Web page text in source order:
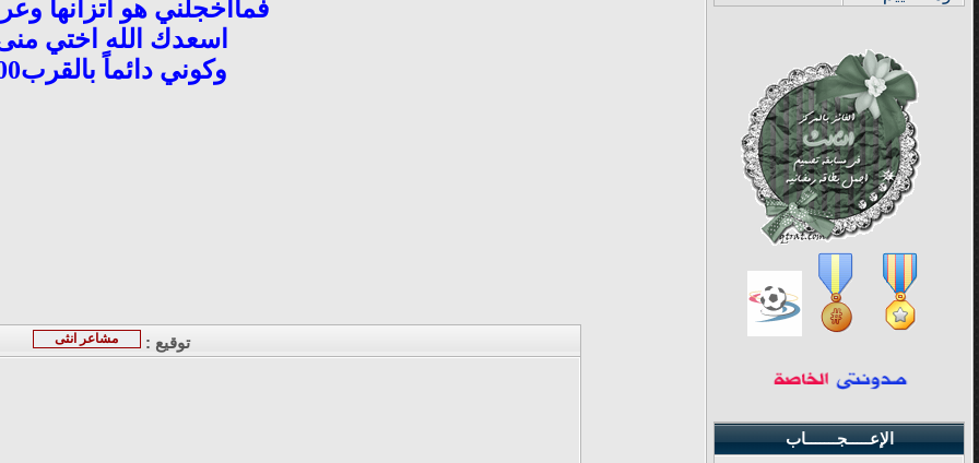
الإعـــــجـــــــاب
فماأخجلني هو اتزانها
اسعدك الله اختي
وكوني دائماً بالقرب00
توقيع : مشاعر انثى